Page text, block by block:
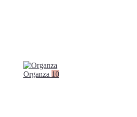
Organza 10